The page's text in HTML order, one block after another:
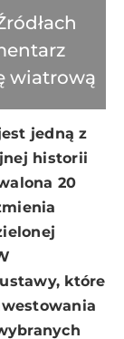
wiatrową
jedną z
historii
20
które